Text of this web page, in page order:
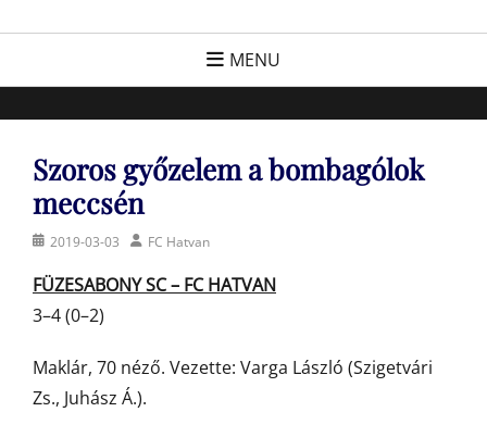
FC Hatvan
Egyesület a hatvani labdarúgásért, sportért!
MENU
Szoros győzelem a bombagólok
meccsén
Posted2019-03-03 AuthorFC Hatvan
FÜZESABONY SC – FC HATVAN
3–4 (0–2)
Maklár, 70 néző. Vezette: Varga László (Szigetvári
Zs., Juhász Á.).